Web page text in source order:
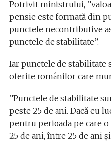
Potrivit ministrului,
pensie este formată din
punctele necontributive
punctele de stabilitate”.
Iar punctele de stabilitate
oferite românilor care
”Punctele de stabilitate
peste 25 de ani. Dacă eu
pentru perioada pe care
25 de ani, între 25 de ani